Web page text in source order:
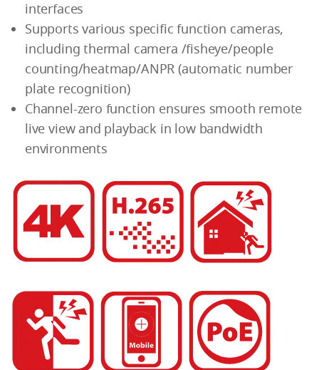
interfaces
Supports various specific function cameras,
including thermal camera /fisheye/people
counting/heatmap/ANPR (automatic number
plate recognition)
Channel-zero function ensures smooth remote
live view and playback in low bandwidth
environments